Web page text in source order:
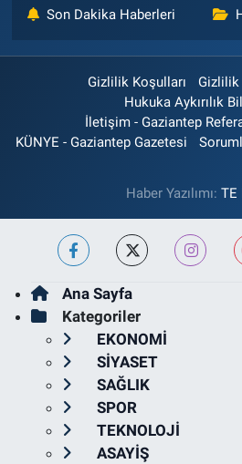
Son Dakika Haberleri
Gizlilik Koşulları
Gizlilik
Hukuka Aykırılık
İletişim - Gaziantep
KÜNYE - Gaziantep Gazetesi
Haber Yazılımı: TE
Ana Sayfa
Kategoriler
EKONOMİ
SİYASET
SAĞLIK
SPOR
TEKNOLOJİ
ASAYİŞ